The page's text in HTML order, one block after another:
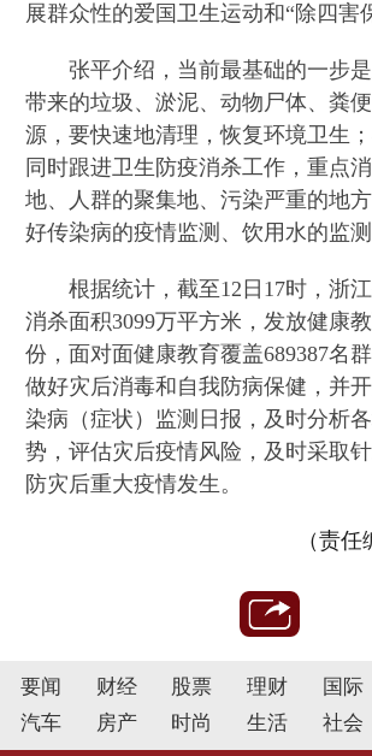
展群众性的爱国卫生运动和“除四害
张平介绍，当前最基础的一步是
带来的垃圾、淤泥、动物尸体、粪
源，要快速地清理，恢复环境卫生
同时跟进卫生防疫消杀工作，重点
地、人群的聚集地、污染严重的地
好传染病的疫情监测、饮用水的监测
根据统计，截至12日17时，浙江
消杀面积3099万平方米，发放健康
份，面对面健康教育覆盖689387名
做好灾后消毒和自我防病保健，并
染病（症状）监测日报，及时分析
势，评估灾后疫情风险，及时采取
防灾后重大疫情发生。
（责
要闻 财经 股票 理财 国际
汽车
房产 时尚 生活 社会